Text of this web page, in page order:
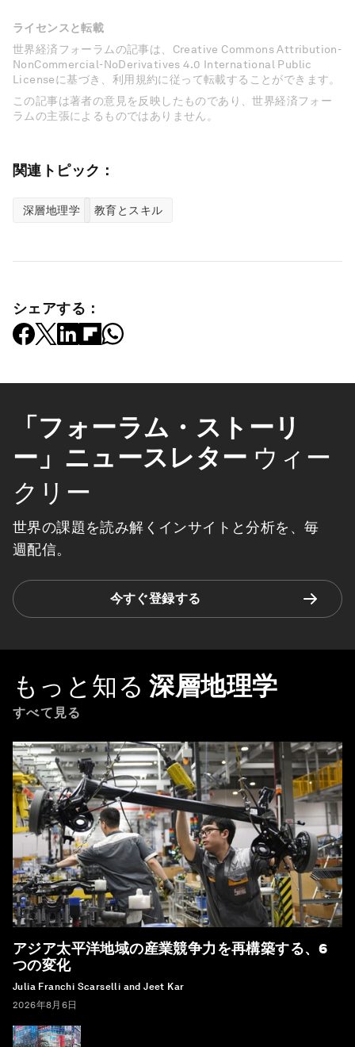
ライセンスと転載
世界経済フォーラムの記事は、Creative Commons Attribution-
NonCommercial-NoDerivatives 4.0 International Public
Licenseに基づき、利用規約に従って転載することができます。
この記事は著者の意見を反映したものであり、世界経済フォー
ラムの主張によるものではありません。
関連トピック：
深層地理学 教育とスキル
シェアする：
「フォーラム・ストーリ
ー」ニュースレター ウィー
クリー
世界の課題を読み解くインサイトと分析を、毎
週配信。
今すぐ登録する
もっと知る 深層地理学
すべて見る
アジア太平洋地域の産業競争力を再構築する、6
つの変化
Julia Franchi Scarselli and Jeet Kar
2026年8月6日